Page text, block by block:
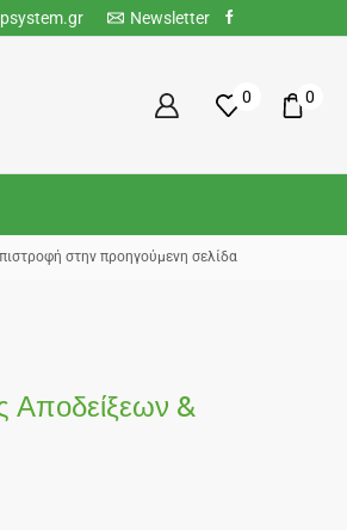
Newsletter
0 0
στην προηγούμενη σελίδα
Αποδείξεων &